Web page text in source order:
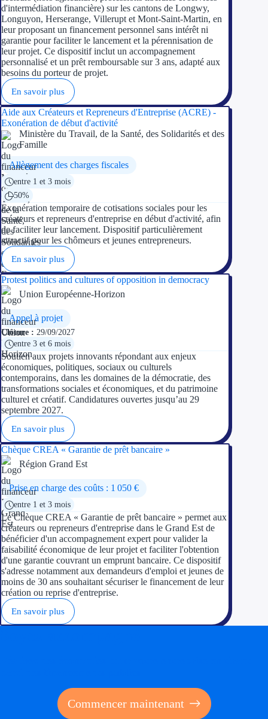
d'intermédiation financière) sur les cantons de Longwy,
Longuyon, Herserange, Villerupt et Mont-Saint-Martin, en
leur proposant un financement personnel sans intérêt ni
garantie pour faciliter le lancement et la pérennisation de
leur projet. Ce dispositif inclut un accompagnement
personnalisé et un prêt remboursable sur 3 ans, adapté aux
besoins du porteur de projet.
En savoir plus
Aide aux Créateurs et Repreneurs d'Entreprise (ACRE) -
Exonération de début d'activité
Ministère du Travail, de la Santé, des Solidarités et des
Famille
Allègement des charges fiscales
entre 1 et 3 mois
50%
Exonération temporaire de cotisations sociales pour les
créateurs et repreneurs d'entreprise en début d'activité, afin
de faciliter leur lancement. Dispositif particulièrement
attractif pour les chômeurs et jeunes entrepreneurs.
En savoir plus
Protest politics and cultures of opposition in democracy
Union Européenne-Horizon
Appel à projet
Clôture : 29/09/2027
entre 3 et 6 mois
Soutien aux projets innovants répondant aux enjeux
économiques, politiques, sociaux ou culturels
contemporains, dans les domaines de la démocratie, des
transformations sociales et économiques, et du patrimoine
culturel et créatif. Candidatures ouvertes jusqu’au 29
septembre 2027.
En savoir plus
Chèque CREA « Garantie de prêt bancaire »
Région Grand Est
Prise en charge des coûts : 1 050 €
entre 1 et 3 mois
Le Chèque CREA « Garantie de prêt bancaire » permet aux
créateurs ou repreneurs d'entreprise dans le Grand Est de
bénéficier d'un accompagnement expert pour valider la
faisabilité économique de leur projet et faciliter l'obtention
d'une garantie couvrant un emprunt bancaire. Ce dispositif
s'adresse notamment aux demandeurs d'emploi et jeunes de
moins de 30 ans souhaitant sécuriser le financement de leur
création ou reprise d'entreprise.
En savoir plus
Commencer maintenant